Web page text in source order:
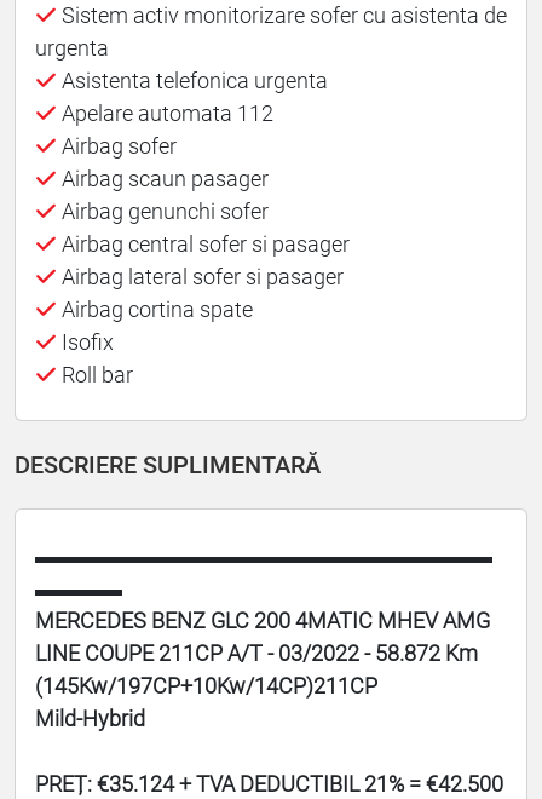
Sistem activ monitorizare sofer cu asistenta de
urgenta
Asistenta telefonica urgenta
Apelare automata 112
Airbag sofer
Airbag scaun pasager
Airbag genunchi sofer
Airbag central sofer si pasager
Airbag lateral sofer si pasager
Airbag cortina spate
Isofix
Roll bar
DESCRIERE SUPLIMENTARĂ
▬▬▬▬▬▬▬▬▬▬▬▬▬▬▬▬▬▬▬▬▬
▬▬▬▬
MERCEDES BENZ GLC 200 4MATIC MHEV AMG
LINE COUPE 211CP A/T - 03/2022 - 58.872 Km
(145Kw/197CP+10Kw/14CP)211CP
Mild-Hybrid
PREȚ: €35.124 + TVA DEDUCTIBIL 21% = €42.500